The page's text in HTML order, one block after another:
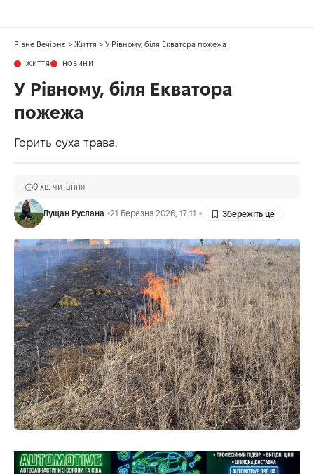
Рівне Вечірнє > Життя > У Рівному, біля Екватора пожежа
ЖИТТЯ НОВИНИ
У Рівному, біля Екватора
пожежа
Горить суха трава.
Лущан Руслана 21 Березня 2026, 17:11
0 хв. читання